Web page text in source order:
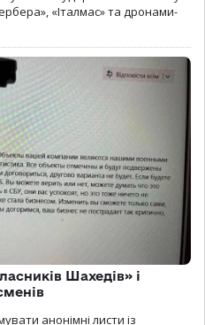
«Італмас» та дронами-
Шахедів» і
анонімні листи із